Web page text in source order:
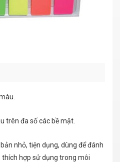
trên đa số các bề mặt.
nhỏ, tiện dụng, dùng để đánh
thích hợp sử dụng trong môi